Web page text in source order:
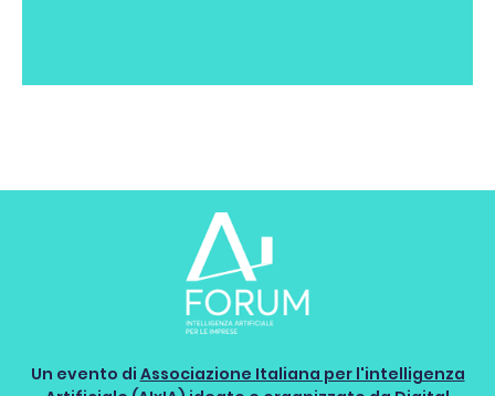
Un evento di Associazione Italiana per l'intelligenza